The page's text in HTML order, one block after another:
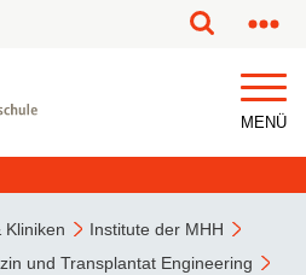
MENÜ
Kliniken
Institute der MHH
und Transplantat Engineering